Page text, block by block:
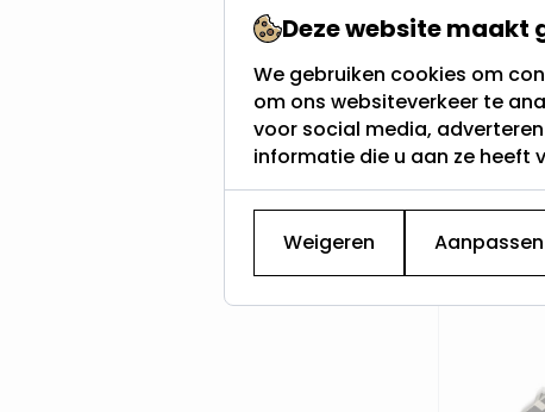
Deze website maakt
We gebruiken cookies om
om ons websiteverkeer te
voor social media,
informatie die u aan ze heeft
Weigeren Aanpassen